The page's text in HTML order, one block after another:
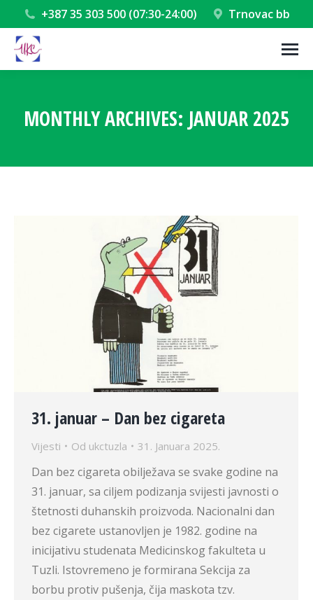
+387 35 303 500 (07:30-24:00) Trnovac bb
MONTHLY ARCHIVES: JANUAR 2025
31. januar – Dan bez cigareta
Vijesti Od ukctuzla 31. Januara 2025.
Dan bez cigareta obilježava se svake godine na
31. januar, sa ciljem podizanja svijesti javnosti o
štetnosti duhanskih proizvoda. Nacionalni dan
bez cigarete ustanovljen je 1982. godine na
inicijativu studenata Medicinskog fakulteta u
Tuzli. Istovremeno je formirana Sekcija za
borbu protiv pušenja, čija maskota tzv.